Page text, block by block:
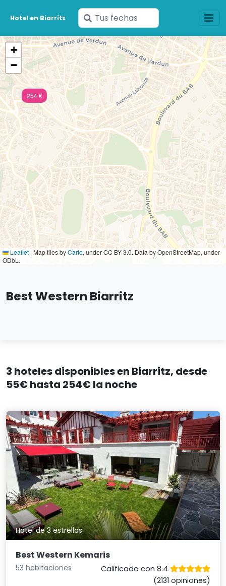
Hotel en Biarritz
Ingresa
tus
fechas
254 €
+
−
Leaflet | Map tiles byCarto, under CC BY 3.0. Data by OpenStreetMap, under
ODbL.
Best Western Biarritz
3 hoteles disponibles en Biarritz, desde
55€ hasta 254€ la noche
Hotel de 3 estrellas
Best Western Kemaris
53 habitaciones
Calificado con 8.4
(2131 opiniones)